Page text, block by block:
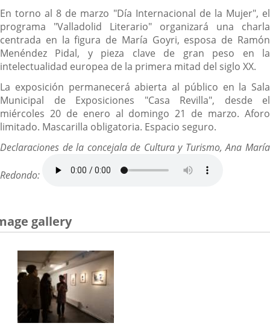
En torno al 8 de marzo "Día Internacional de la Mujer", el
programa "Valladolid Literario" organizará una charla
centrada en la figura de María Goyri, esposa de Ramón
Menéndez Pidal, y pieza clave de gran peso en la
intelectualidad europea de la primera mitad del siglo XX.
La exposición permanecerá abierta al público en la Sala
Municipal de Exposiciones "Casa Revilla", desde el
miércoles 20 de enero al domingo 21 de marzo. Aforo
limitado. Mascarilla obligatoria. Espacio seguro.
Declaraciones de la concejala de Cultura y Turismo, Ana María
Redondo:
gallery